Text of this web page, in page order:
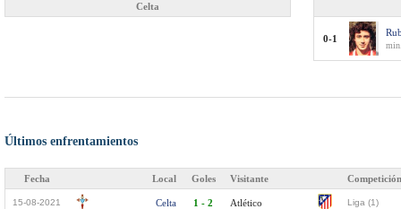
Celta
0-1
Últimos enfrentamientos
Fecha Local Goles Visitante Competición
15-08-2021 Celta 1 - 2 Atlético Liga (1)